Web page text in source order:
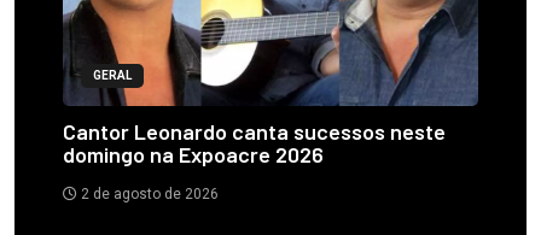
GERAL
Cantor Leonardo canta sucessos neste
domingo na Expoacre 2026
2 de agosto de 2026